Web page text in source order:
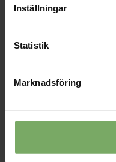
Inställningar
Statistik
Marknadsföring
Distrikt Jämtland/
Publicerad: 2020-09-08,
16:18